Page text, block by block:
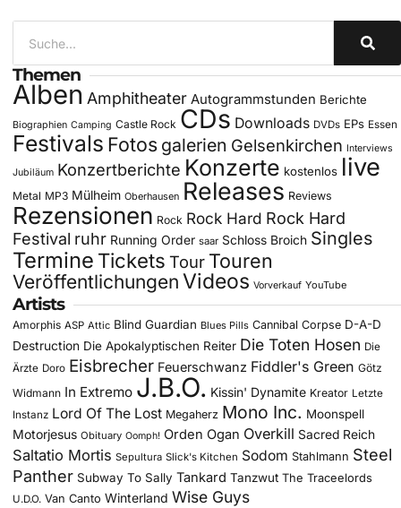
Themen
Alben Amphitheater Autogrammstunden Berichte
Biographien Camping Castle Rock CDs Downloads DVDs EPs Essen
Festivals Fotos galerien Gelsenkirchen Interviews
Jubiläum Konzertberichte Konzerte kostenlos live
Metal MP3 Mülheim Oberhausen Releases Reviews
Rezensionen Rock Rock Hard Rock Hard
Festival ruhr Running Order saar Schloss Broich Singles
Termine Tickets Tour Touren
Veröffentlichungen Videos Vorverkauf YouTube
Artists
Amorphis ASP Attic Blind Guardian Blues Pills Cannibal Corpse D-A-D
Destruction Die Apokalyptischen Reiter Die Toten Hosen Die
Ärzte Doro Eisbrecher Feuerschwanz Fiddler's Green Götz
Widmann In Extremo J.B.O. Kissin' Dynamite Kreator Letzte
Instanz Lord Of The Lost Megaherz Mono Inc. Moonspell
Motorjesus Obituary Oomph! Orden Ogan Overkill Sacred Reich
Saltatio Mortis Sepultura Slick's Kitchen Sodom Stahlmann Steel
Panther Subway To Sally Tankard Tanzwut The Traceelords
U.D.O. Van Canto Winterland Wise Guys